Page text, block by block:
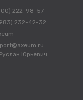
222-98-57
232-42-32
Юрьевич